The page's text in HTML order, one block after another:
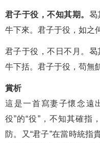
君子于役，不知其期。 曷
牛下來。君子于役，如之
君子于役，不日不月。
牛下括。君子于役，苟無
賞析
這是一首寫妻子懷念遠
役”的“役”，不知其確指
防。又“君子”在當時統指